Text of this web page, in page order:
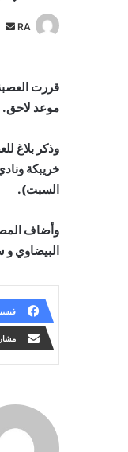
RA
موعد لاحق.
وذكر بلاغ
خريبكة
السبت).
وأضاف
البيضاوي